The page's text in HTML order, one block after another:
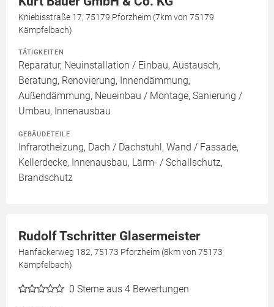
Kniebisstraße 17, 75179 Pforzheim (7km von 75179
Kämpfelbach)
TÄTIGKEITEN
Reparatur, Neuinstallation / Einbau, Austausch,
Beratung, Renovierung, Innendämmung,
Außendämmung, Neueinbau / Montage, Sanierung /
Umbau, Innenausbau
GEBÄUDETEILE
Infrarotheizung, Dach / Dachstuhl, Wand / Fassade,
Kellerdecke, Innenausbau, Lärm- / Schallschutz,
Brandschutz
Rudolf Tschritter Glasermeister
Hanfackerweg 182, 75173 Pforzheim (8km von 75173
Kämpfelbach)
0 Sterne aus 4 Bewertungen